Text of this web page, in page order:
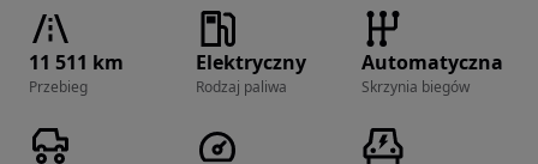
11 511 km
Przebieg
Elektryczny
Rodzaj paliwa
Automatyczna
Skrzynia biegów